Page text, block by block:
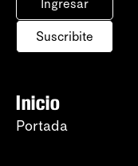
Ingresar
Suscribite
Inicio
Portada